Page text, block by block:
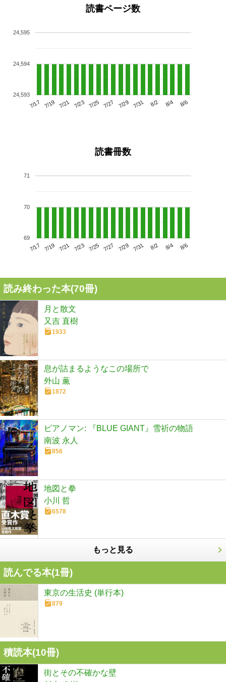
読書ページ数
7/17 7/19 7/21 7/23 7/25 7/27 7/29 7/31 8/2 8/4 8/6
24,593
24,594
24,595
読書冊数
7/17 7/19 7/21 7/23 7/25 7/27 7/29 7/31 8/2 8/4 8/6
69
70
71
読み終わった本(70冊)
月と散文
又吉 直樹
1933
息が詰まるようなこの場所で
外山 薫
1872
ピアノマン: 『BLUE GIANT』雪祈の物語
南波 永人
856
地図と拳
小川 哲
6578
もっと見る
読んでる本(1冊)
東京の生活史 (単行本)
879
積読本(10冊)
街とその不確かな壁